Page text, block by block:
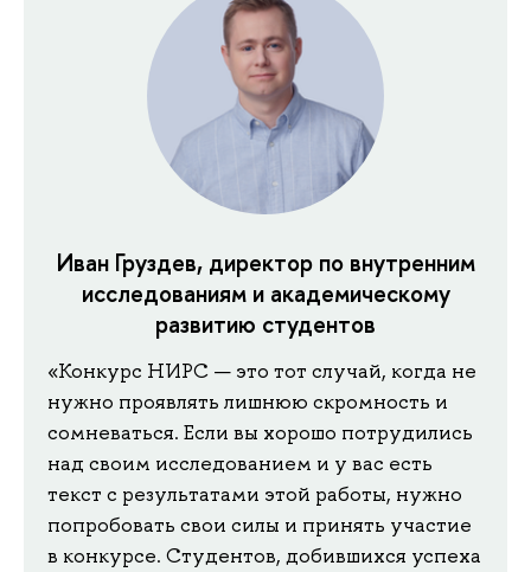
Иван Груздев, директор по внутренним
исследованиям и академическому
развитию студентов
«Конкурс НИРС — это тот случай, когда не
нужно проявлять лишнюю скромность и
сомневаться. Если вы хорошо потрудились
над своим исследованием и у вас есть
текст с результатами этой работы, нужно
попробовать свои силы и принять участие
в конкурсе. Студентов, добившихся успеха